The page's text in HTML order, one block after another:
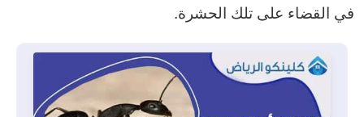
في القضاء على تلك الحشرة.